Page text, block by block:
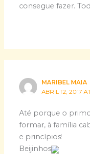
consegue fazer.
MARIBEL MAIA
ABRIL 12, 2017
Até porque o
formar, à família
e princípios!
Beijinhos